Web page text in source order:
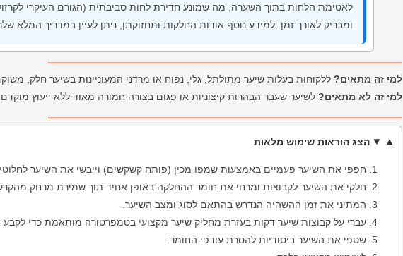
לאטימת הלחות בתוך השערה, מה שמונע חדירת לחות סביבתית (הגורם העיקרי
ומבריק לאורך זמן. למידע נוסף אודות החלקות ותחזוקתן, ניתן לעיין במדריך המלא
למי זה מתאים? ללקוחות בעלות שיער מתולתל, גלי, נפוח או מרדני המעוניינות בשיער חלק,
למי זה לא מתאים? לשיער שעבר הבהרות קיצוניות או פגום בצורה חמורה מאוד ללא ייעוץ מוקדם.
הצג הוראות שימוש מלאות
חפפי את השיער פעמיים באמצעות שמפו מכין (פותח קשקשים) וייבשי את השיער
חלקי את השיער לקבוצות ומרחי את חומר ההחלקה באופן אחיד תוך שמירת מרחק
המתיני את זמן ההשהיה הנדרש בהתאם לסוג ומצב השיער.
עברי על קבוצות שיער דקות בעזרת מחליק שיער מקצועי בטמפרטורה מותאמת כדי
שטפי את השיער ביסודיות להסרת עודפי החומר.